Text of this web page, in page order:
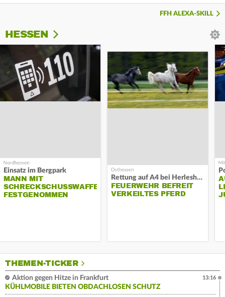
FFH ALEXA-SKILL
HESSEN
Einsatz im Bergpark
MANN MIT
SCHRECKSCHUSSWAFFE
FESTGENOMMEN
Rettung auf A4 bei Herleshausen
FEUERWEHR BEFREIT
VERKEILTES PFERD
THEMEN-TICKER
Aktion gegen Hitze in Frankfurt
KÜHLMOBILE BIETEN OBDACHLOSEN SCHUTZ
13:16